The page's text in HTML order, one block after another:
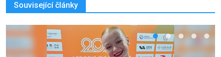
Související články